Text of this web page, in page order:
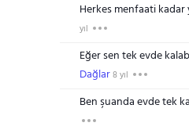
Herkes menfaati
yıl
Eğer sen tek evde
Dağlar8 yıl
Ben şuanda evde tek